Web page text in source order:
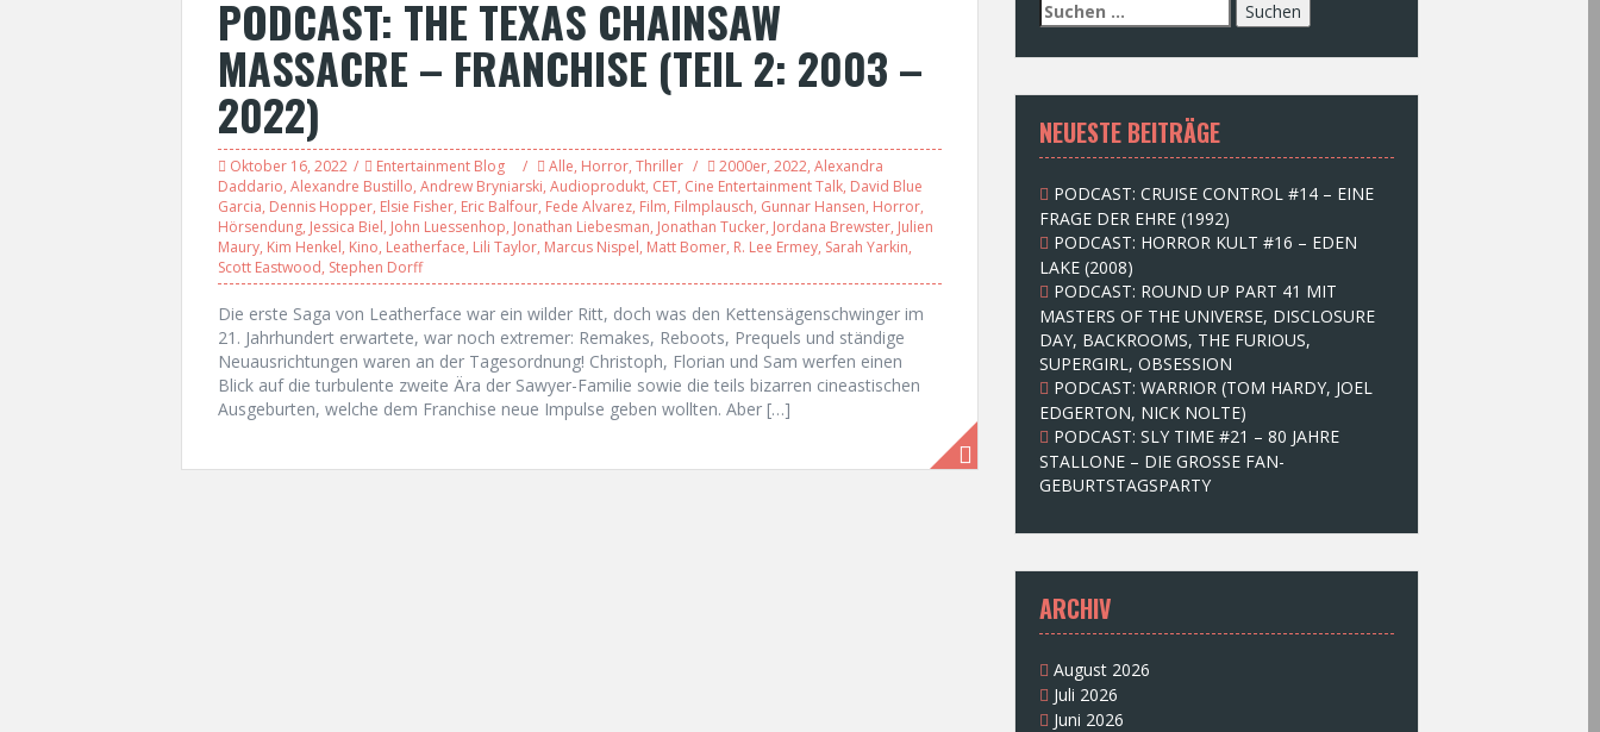
PODCAST: THE TEXAS CHAINSAW
MASSACRE – FRANCHISE (TEIL 2: 2003 –
2022)
Oktober 16, 2022 Entertainment Blog Alle, Horror, Thriller 2000er, 2022, Alexandra
Daddario, Alexandre Bustillo, Andrew Bryniarski, Audioprodukt, CET, Cine Entertainment Talk, David Blue
Garcia, Dennis Hopper, Elsie Fisher, Eric Balfour, Fede Alvarez, Film, Filmplausch, Gunnar Hansen, Horror,
Hörsendung, Jessica Biel, John Luessenhop, Jonathan Liebesman, Jonathan Tucker, Jordana Brewster, Julien
Maury, Kim Henkel, Kino, Leatherface, Lili Taylor, Marcus Nispel, Matt Bomer, R. Lee Ermey, Sarah Yarkin,
Scott Eastwood, Stephen Dorff
Die erste Saga von Leatherface war ein wilder Ritt, doch was den Kettensägenschwinger im
21. Jahrhundert erwartete, war noch extremer: Remakes, Reboots, Prequels und ständige
Neuausrichtungen waren an der Tagesordnung! Christoph, Florian und Sam werfen einen
Blick auf die turbulente zweite Ära der Sawyer-Familie sowie die teils bizarren cineastischen
Ausgeburten, welche dem Franchise neue Impulse geben wollten. Aber […]
S
u
c
e
n
n
c
h
:
NEUESTE BEITRÄGE
PODCAST: CRUISE CONTROL #14 – EINE
FRAGE DER EHRE (1992)
PODCAST: HORROR KULT #16 – EDEN
LAKE (2008)
PODCAST: ROUND UP PART 41 MIT
MASTERS OF THE UNIVERSE, DISCLOSURE
DAY, BACKROOMS, THE FURIOUS,
SUPERGIRL, OBSESSION
PODCAST: WARRIOR (TOM HARDY, JOEL
EDGERTON, NICK NOLTE)
PODCAST: SLY TIME #21 – 80 JAHRE
STALLONE – DIE GROSSE FAN-
GEBURTSTAGSPARTY
ARCHIV
August 2026
Juli 2026
Juni 2026